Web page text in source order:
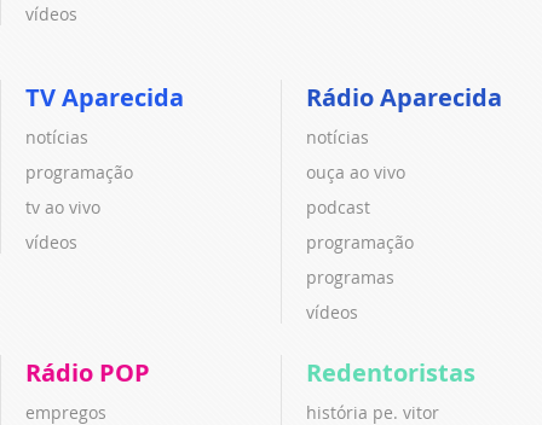
vídeos
TV Aparecida
notícias
programação
tv ao vivo
vídeos
Rádio Aparecida
notícias
ouça ao vivo
podcast
programação
programas
vídeos
Rádio POP
empregos
Redentoristas
história pe. vitor